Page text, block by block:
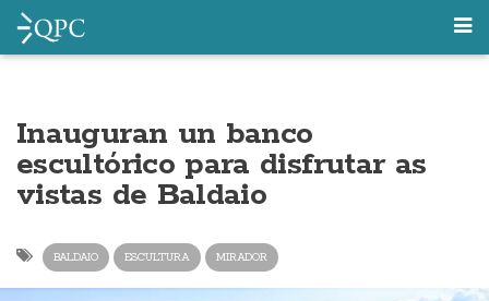
Inauguran un banco
escultórico para disfrutar as
vistas de Baldaio
BALDAIO ESCULTURA MIRADOR